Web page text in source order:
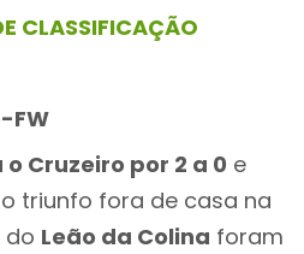
CLASSIFICAÇÃO
FW
Cruzeiro por 2 a 0 e
triunfo fora de casa na
do Leão da Colina foram